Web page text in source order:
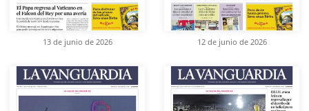
13 de junio de 2026 12 de junio de 2026